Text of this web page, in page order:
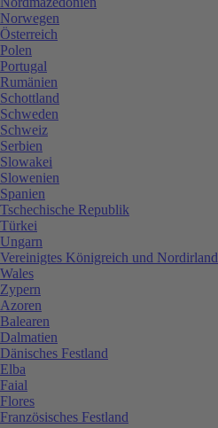
Norwegen
Österreich
Polen
Portugal
Rumänien
Schottland
Schweden
Schweiz
Serbien
Slowakei
Slowenien
Spanien
Tschechische Republik
Türkei
Ungarn
Vereinigtes Königreich und Nordirland
Wales
Zypern
Azoren
Balearen
Dalmatien
Dänisches Festland
Elba
Faial
Flores
Französisches Festland